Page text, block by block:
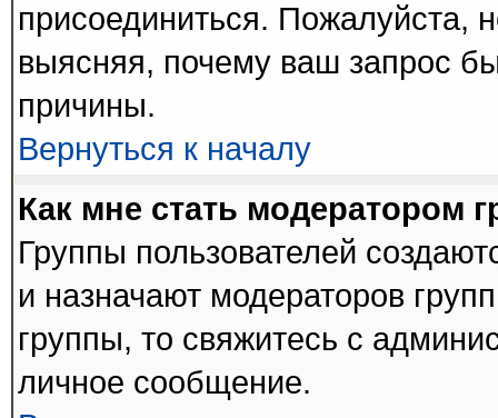
присоединиться. Пожалуйста,
выясняя, почему ваш запрос
причины.
Вернуться к началу
Как мне стать модератором
Группы пользователей
и назначают модераторов
группы, то свяжитесь с
личное сообщение.